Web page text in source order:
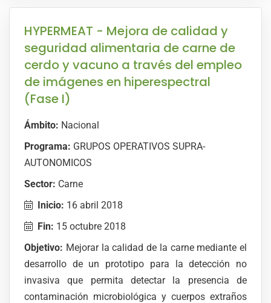
HYPERMEAT - Mejora de calidad y
seguridad alimentaria de carne de
cerdo y vacuno a través del empleo
de imágenes en hiperespectral
(Fase I)
Ámbito: Nacional
Programa: GRUPOS OPERATIVOS SUPRA-
AUTONOMICOS
Sector: Carne
Inicio: 16 abril 2018
Fin: 15 octubre 2018
Objetivo: Mejorar la calidad de la carne mediante el
desarrollo de un prototipo para la detección no
invasiva que permita detectar la presencia de
contaminación microbiológica y cuerpos extraños